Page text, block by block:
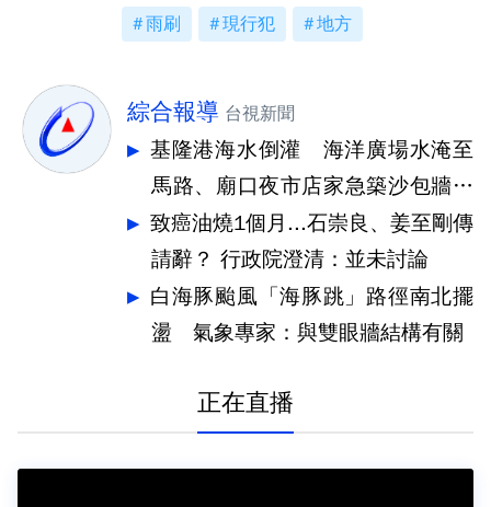
雨刷 現行犯 地方
綜合報導 台視新聞
基隆港海水倒灌 海洋廣場水淹至
馬路、廟口夜市店家急築沙包牆擋
水
致癌油燒1個月...石崇良、姜至剛傳
請辭？ 行政院澄清：並未討論
白海豚颱風「海豚跳」路徑南北擺
盪 氣象專家：與雙眼牆結構有關
正在直播